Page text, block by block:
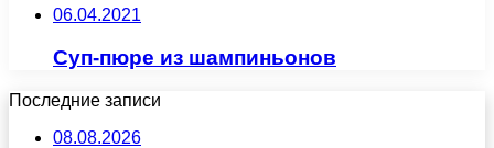
06.04.2021
Суп-пюре из шампиньонов
Последние записи
08.08.2026